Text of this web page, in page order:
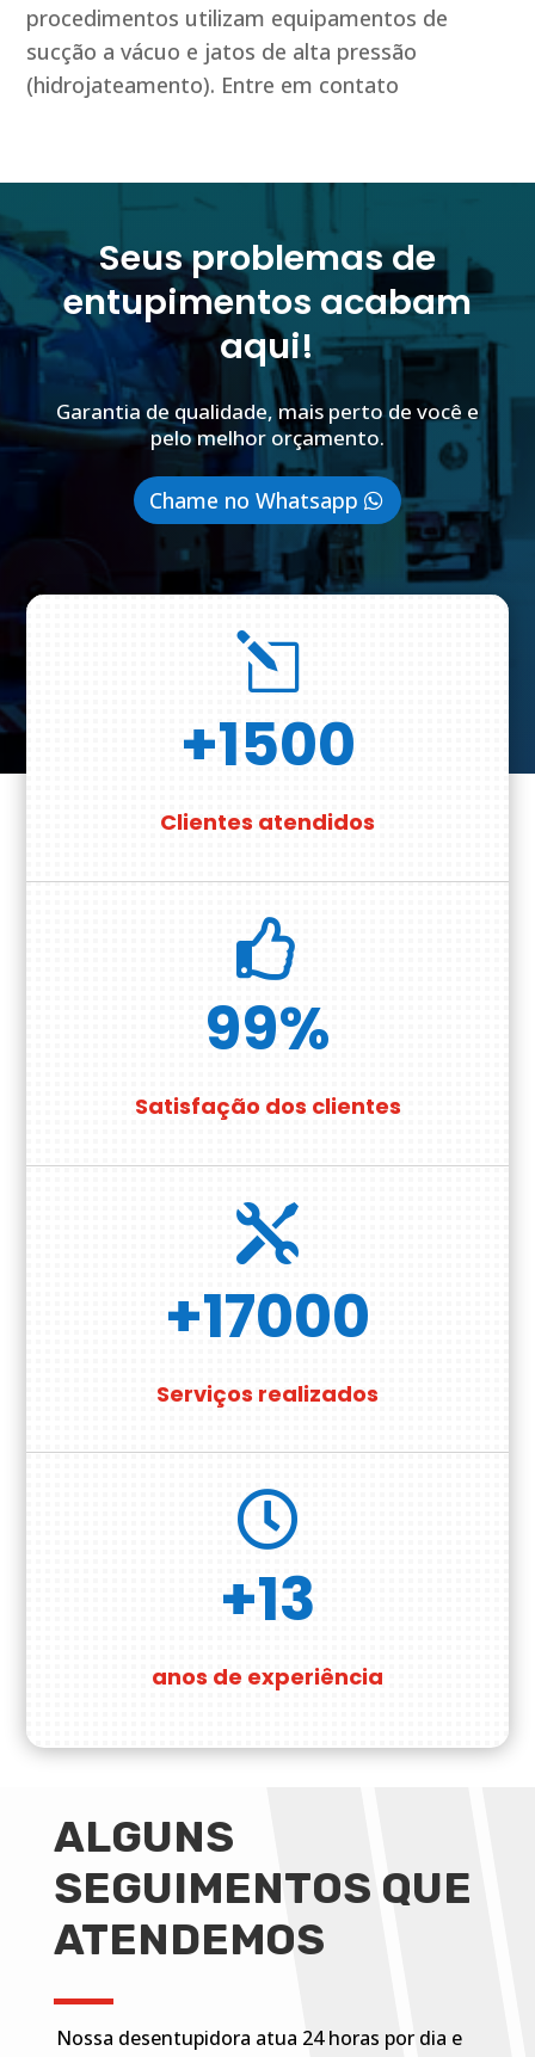
procedimentos utilizam equipamentos de
sucção a vácuo e jatos de alta pressão
(hidrojateamento). Entre em contato
Seus problemas de
entupimentos acabam
aqui!
Garantia de qualidade, mais perto de você e
pelo melhor orçamento.
Chame no Whatsapp
l
+1500
Clientes atendidos

99%
Satisfação dos clientes

+17000
Serviços realizados

+13
anos de experiência
ALGUNS
SEGUIMENTOS QUE
ATENDEMOS
Nossa desentupidora atua 24 horas por dia e